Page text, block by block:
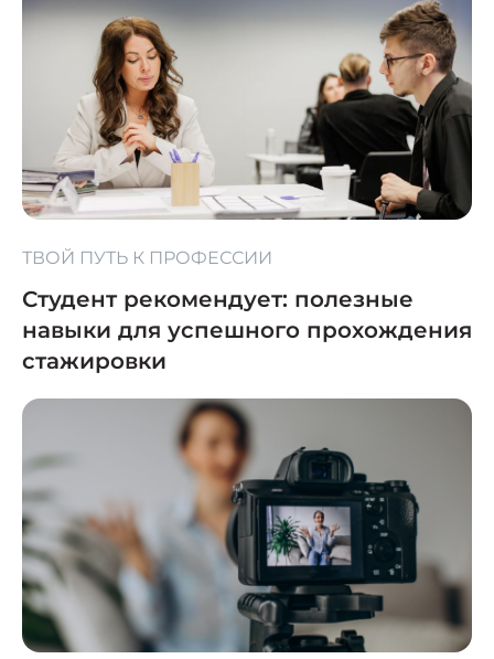
ТВОЙ ПУТЬ К ПРОФЕССИИ
Студент рекомендует: полезные
навыки для успешного прохождения
стажировки